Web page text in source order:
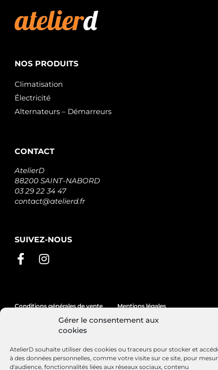
Gérer le consentement aux
cookies
AtelierD souhaite utiliser des cookies ou traceurs pour stocker et
à des données personnelles, comme votre visite sur ce site, pour
d'audience, fonctionnalités liées aux réseaux sociaux, contenu
NOS PRODUITS
Climatisation
Électricité
Alternateurs – Démarreurs
CONTACT
AtelierD
88200 SAINT-NABORD
03 29 22 34 47
contact@atelierd.fr
SUIVEZ-NOUS
Conditions générales de vente Mentions légales
Politique de cookies
Site réalisé par LézardsCréation